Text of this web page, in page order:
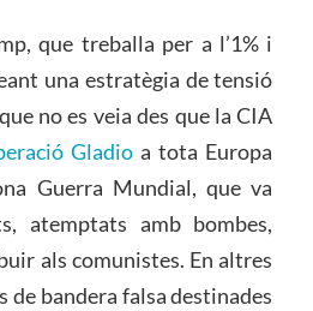
que treballa per a l’1% i
una estratègia de tensió
no es veia des que la CIA
Gladioa tota Europa
Guerra Mundial, que va
atemptats amb bombes,
als comunistes. En altres
de bandera falsa destinades